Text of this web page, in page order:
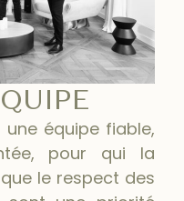
une équipe fiable,
pour qui la
le respect des